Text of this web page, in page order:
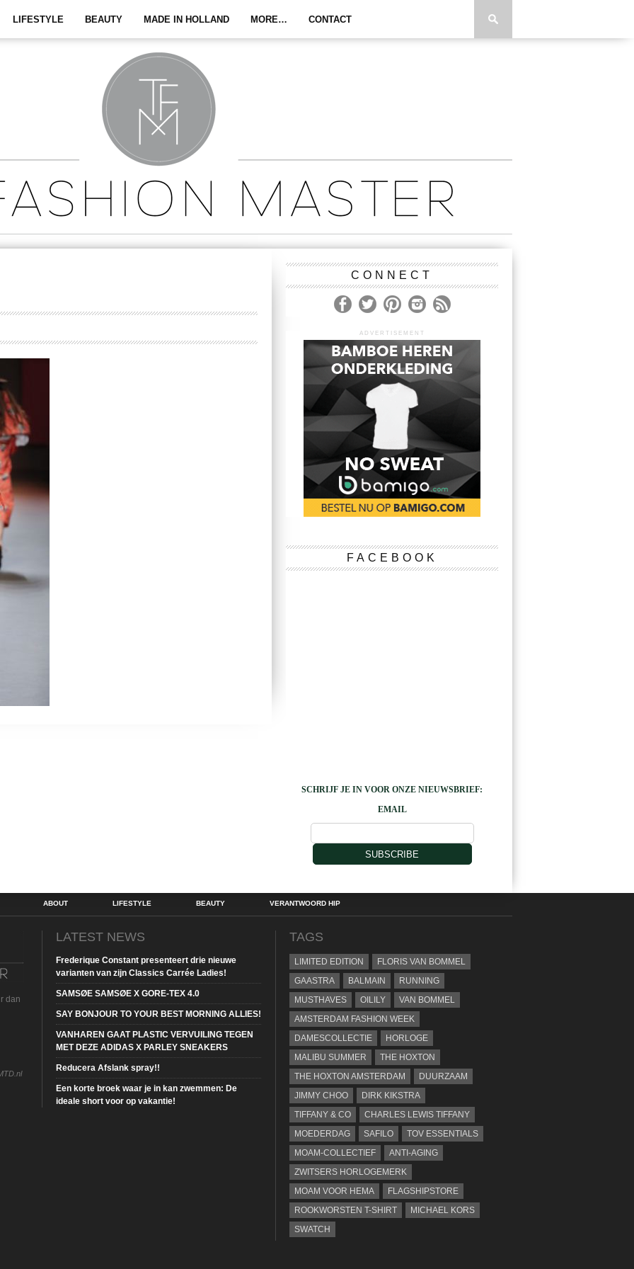
LIFESTYLE BEAUTY MADE IN HOLLAND MORE… CONTACT
CONNECT
ADVERTISEMENT
FACEBOOK
SCHRIJF JE IN VOOR ONZE NIEUWSBRIEF:
EMAIL
SUBSCRIBE
ABOUT LIFESTYLE BEAUTY VERANTWOORD HIP
dan
LATEST NEWS
Frederique Constant presenteert drie nieuwe
varianten van zijn Classics Carrée Ladies!
SAMSØE SAMSØE X GORE-TEX 4.0
SAY BONJOUR TO YOUR BEST MORNING ALLIES!
VANHAREN GAAT PLASTIC VERVUILING TEGEN
MET DEZE ADIDAS X PARLEY SNEAKERS
Reducera Afslank spray!!
Een korte broek waar je in kan zwemmen: De
ideale short voor op vakantie!
TAGS
LIMITED EDITION
FLORIS VAN BOMMEL
GAASTRA
BALMAIN
RUNNING
MUSTHAVES
OILILY
VAN BOMMEL
AMSTERDAM FASHION WEEK
DAMESCOLLECTIE
HORLOGE
MALIBU SUMMER
THE HOXTON
THE HOXTON AMSTERDAM
DUURZAAM
JIMMY CHOO
DIRK KIKSTRA
TIFFANY & CO
CHARLES LEWIS TIFFANY
MOEDERDAG
SAFILO
TOV ESSENTIALS
MOAM-COLLECTIEF
ANTI-AGING
ZWITSERS HORLOGEMERK
MOAM VOOR HEMA
FLAGSHIPSTORE
ROOKWORSTEN T-SHIRT
MICHAEL KORS
SWATCH